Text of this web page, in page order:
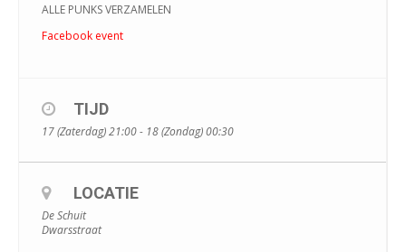
ALLE PUNKS VERZAMELEN
Facebook event
TIJD
17 (Zaterdag) 21:00 - 18 (Zondag) 00:30
LOCATIE
De Schuit
Dwarsstraat